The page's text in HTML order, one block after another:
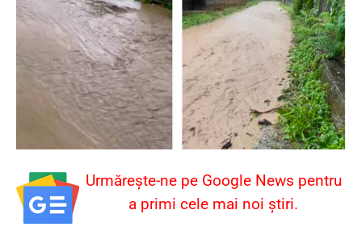
Urmărește-ne pe Google News pentru
a primi cele mai noi știri.